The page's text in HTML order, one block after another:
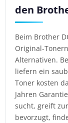
den
Beim Brother
Original-
Alternativen.
liefern ein
Toner kosten
Jahren
sucht, greift
bevorzugt,